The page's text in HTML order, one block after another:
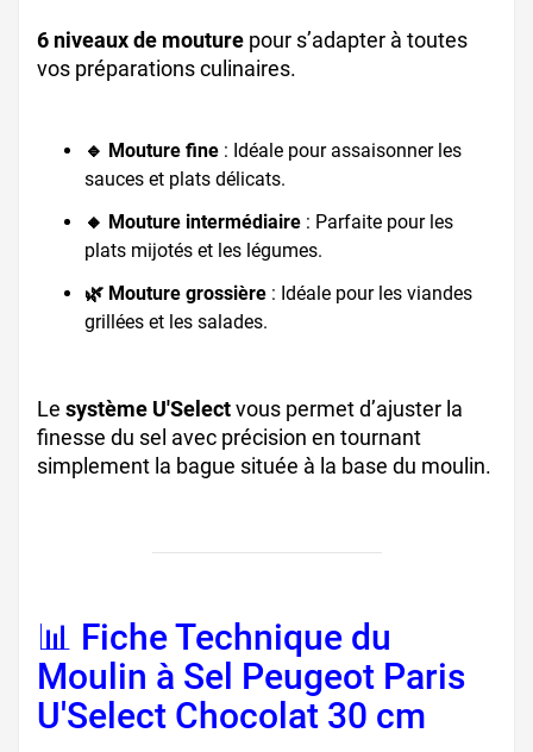
6 niveaux de mouture pour s’adapter à toutes
vos préparations culinaires.
🔹 Mouture fine : Idéale pour assaisonner les
sauces et plats délicats.
🔸 Mouture intermédiaire : Parfaite pour les
plats mijotés et les légumes.
🌿 Mouture grossière : Idéale pour les viandes
grillées et les salades.
Le système U'Selectvous permet d’ajuster la
finesse du sel avec précision en tournant
simplement la bague située à la base du moulin.
📊 Fiche Technique du
Moulin à Sel Peugeot Paris
U'Select Chocolat 30 cm